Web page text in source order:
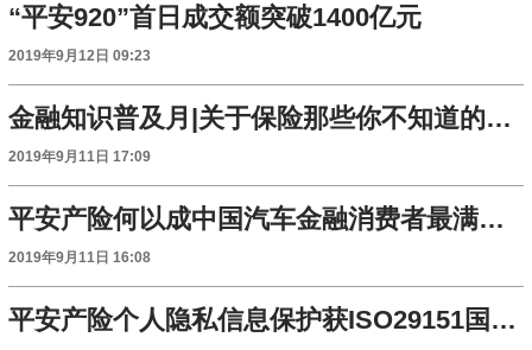
“平安920”首日成交额突破1400亿元
2019年9月12日 09:23
金融知识普及月|关于保险那些你不知道的小常识！
2019年9月11日 17:09
平安产险何以成中国汽车金融消费者最满意的保险公司
2019年9月11日 16:08
平安产险个人隐私信息保护获ISO29151国际标准认证